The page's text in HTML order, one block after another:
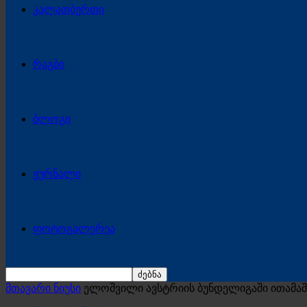
კალათბურთი
რაგბი
ბლოგი
ჟურნალი
ფოტოგალერეა
მთავარი ნიუსი ელოშვილი ავსტრიის ბუნდელიგაში